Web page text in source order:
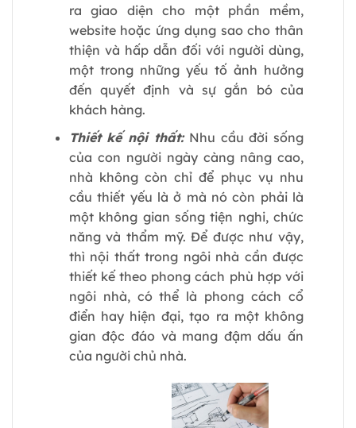
ra giao diện cho một phần mềm,
website hoặc ứng dụng sao cho thân
thiện và hấp dẫn đối với người dùng,
một trong những yếu tố ảnh hưởng
đến quyết định và sự gắn bó của
khách hàng.
Thiết kế nội thất: Nhu cầu đời sống
của con người ngày càng nâng cao,
nhà không còn chỉ để phục vụ nhu
cầu thiết yếu là ở mà nó còn phải là
một không gian sống tiện nghi, chức
năng và thẩm mỹ. Để được như vậy,
thì nội thất trong ngôi nhà cần được
thiết kế theo phong cách phù hợp với
ngôi nhà, có thể là phong cách cổ
điển hay hiện đại, tạo ra một không
gian độc đáo và mang đậm dấu ấn
của người chủ nhà.